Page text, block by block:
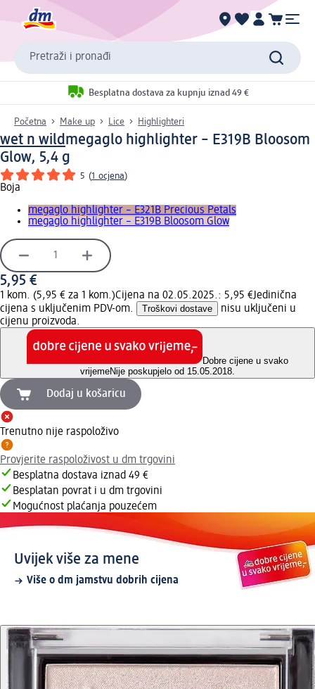
Pretraži i pronađi
Besplatna dostava za kupnju iznad 49 €
Početna Make up Lice Highlighteri
wet n wildmegaglo highlighter – E319B Bloosom
Glow, 5,4 g
5 (1 ocjena)
Boja
megaglo highlighter – E321B Precious Petals
megaglo highlighter – E319B Bloosom Glow
5,95 €
1 kom. (5,95 € za 1 kom.)Cijena na 02.05.2025.: 5,95 €Jedinična
cijena s uključenim PDV-om.
Troškovi dostave
nisu uključeni u
cijenu proizvoda.
Dobre cijene u svako
vrijemeNije poskupjelo od 15.05.2018.
Dodaj u košaricu
Trenutno nije raspoloživo
Provjerite raspoloživost u dm trgovini
Besplatna dostava iznad 49 €
Besplatan povrat i u dm trgovini
Mogućnost plaćanja pouzećem
Uvijek više za mene
Više o dm jamstvu dobrih cijena